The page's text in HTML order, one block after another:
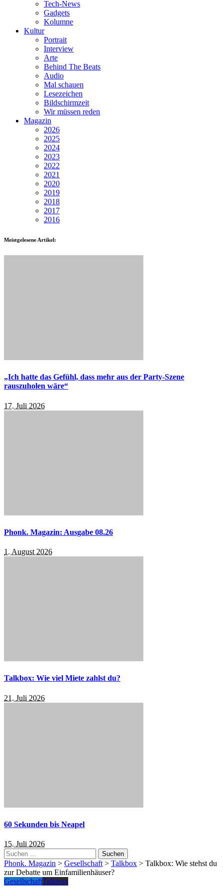
Tech-News
Gadgets
Kolumne
Kultur
Portrait
Interview
Arte
Behind The Beats
Audio
Mal schauen
Lesezeichen
Bildschirmzeit
Wir müssen reden
Magazin
2026
2025
2024
2023
2022
2021
2020
2019
2018
2017
2016
Meistgelesene Artikel:
„Ich hatte das Gefühl, dass mehr aus der Party-Szene
rauszuholen wäre“
17. Juli 2026
Phonk. Magazin: Ausgabe 08.26
1. August 2026
Talkbox: Wie viel Miete zahlst du?
21. Juli 2026
60 Sekunden bis Neapel
15. Juli 2026
Suchen
nach:
Phonk. Magazin > Gesellschaft > Talkbox > Talkbox: Wie stehst du
zur Debatte um Einfamilienhäuser?
GesellschaftTalkbox